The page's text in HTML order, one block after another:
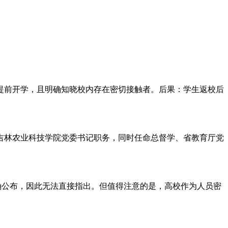
开学，且明确知晓校内存在密切接触者。后果：学生返校后
农业科技学院党委书记职务，同时任命总督学、省教育厅党
布，因此无法直接指出。但值得注意的是，高校作为人员密